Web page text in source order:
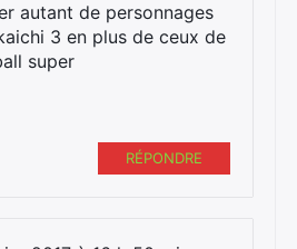
autant de personnages
3 en plus de ceux de
super
RÉPONDRE